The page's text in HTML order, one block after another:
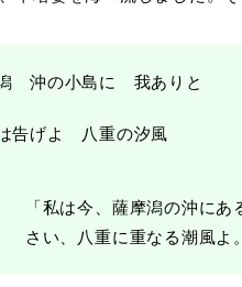
沖の小島に 我ありと
告げよ 八重の汐風
「私は今、薩摩潟の沖に
さい、八重に重なる潮風よ